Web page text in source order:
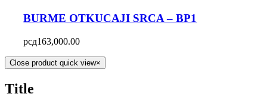
BURME OTKUCAJI SRCA – BP1
рсд163,000.00
Close product quick view×
Title